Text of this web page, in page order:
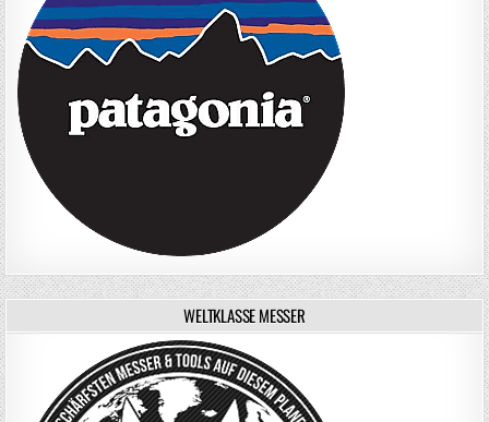
WELTKLASSE MESSER